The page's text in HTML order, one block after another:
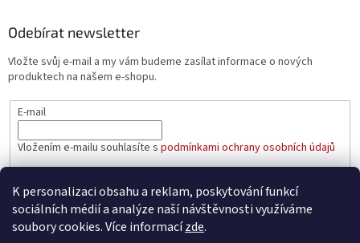
K personalizaci obsahu a reklam, poskytování funkcí
sociálních médií a analýze naší návštěvnosti využíváme
soubory cookies. Více informacízde.
Odebírat newsletter
Vložte svůj e-mail a my vám budeme zasílat informace o nových
produktech na našem e-shopu.
E-mail
Vložením e-mailu souhlasíte s podmínkami ochrany osobních údajů
PŘIHLÁSIT SE